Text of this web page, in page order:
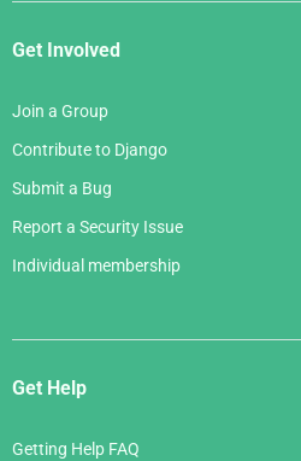
Get Involved
Join a Group
Contribute to Django
Submit a Bug
Report a Security Issue
Individual membership
Get Help
Getting Help FAQ